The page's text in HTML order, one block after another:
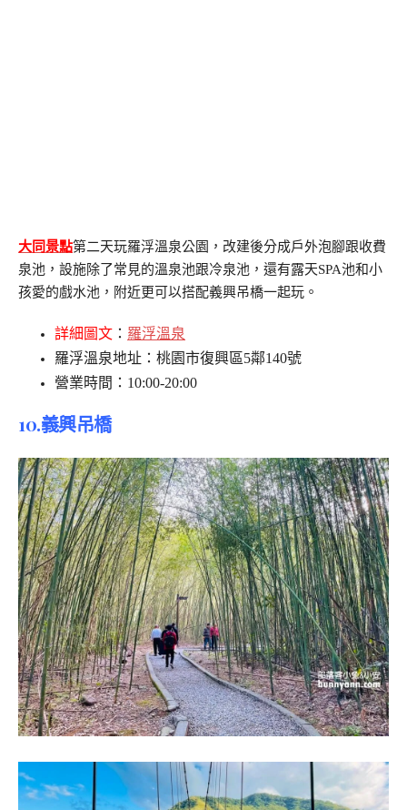
大同景點第二天玩羅浮溫泉公園，改建後分成戶外泡腳跟收費
泉池，設施除了常見的溫泉池跟冷泉池，還有露天SPA池和小
孩愛的戲水池，附近更可以搭配義興吊橋一起玩。
詳細圖文 ： 羅浮溫泉
羅浮溫泉地址：桃園市復興區5鄰140號
營業時間：10:00-20:00
10.義興吊橋